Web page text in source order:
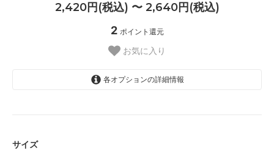
2,420円(税込) 〜 2,640円(税込)
2 ポイント還元
お気に入り
各オプションの詳細情報
サイズ